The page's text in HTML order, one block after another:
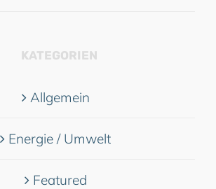
KATEGORIEN
Allgemein
Energie / Umwelt
Featured